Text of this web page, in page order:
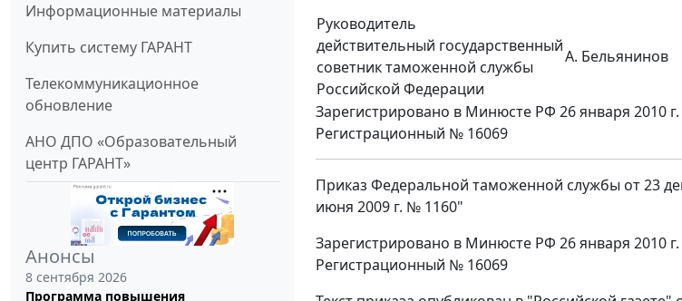
Информационные материалы
Купить систему ГАРАНТ
Телекоммуникационное
обновление
АНО ДПО «Образовательный
центр ГАРАНТ»
Анонсы
8 сентября 2026
Программа повышения
Руководитель
действительный государственный
советник таможенной службы
Российской Федерации
А. Бельянинов
Зарегистрировано в Минюсте РФ 26 января 2010 г.
Регистрационный № 16069
Приказ Федеральной таможенной службы от 23
июня 2009 г. № 1160"
Зарегистрировано в Минюсте РФ 26 января 2010 г.
Регистрационный № 16069